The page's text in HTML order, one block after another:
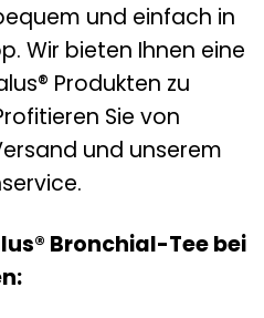
und einfach in
Wir bieten Ihnen eine
Produkten zu
Sie von
und unserem
Bronchial-Tee bei